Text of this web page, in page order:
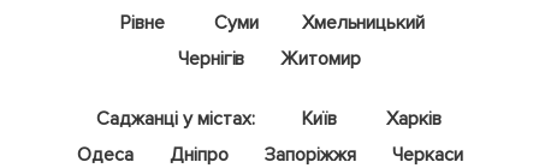
Рівне
Суми
Хмельницький
Чернігів
Житомир
Саджанці у містах: Київ
Харків
Одеса
Дніпро Запоріжжя
Черкаси